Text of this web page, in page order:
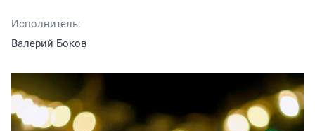
Исполнитель:
Валерий Боков